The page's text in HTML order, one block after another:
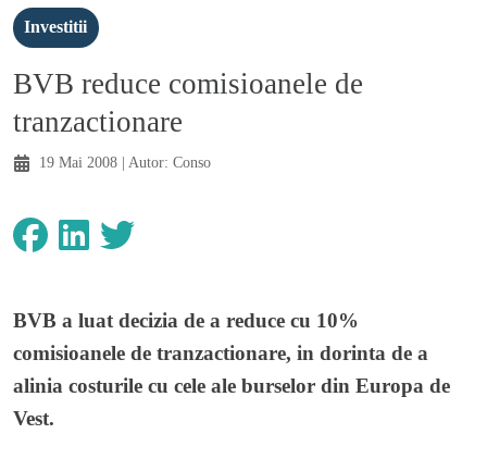
Investitii
BVB reduce comisioanele de
tranzactionare
19 Mai 2008 | Autor: Conso
BVB a luat decizia de a reduce cu 10%
comisioanele de tranzactionare, in dorinta de a
alinia costurile cu cele ale burselor din Europa de
Vest.